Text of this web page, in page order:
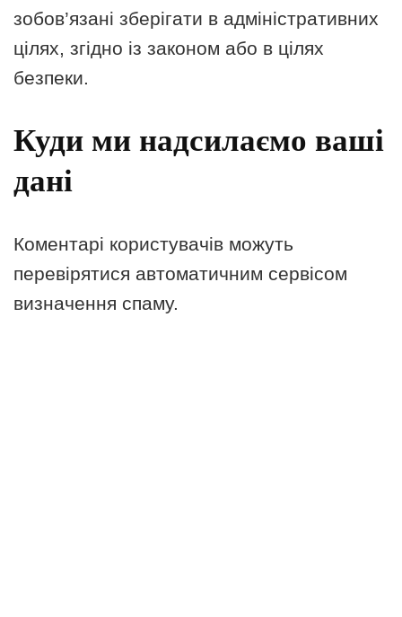
зобов’язані зберігати в адміністративних
цілях, згідно із законом або в цілях
безпеки.
Куди ми надсилаємо ваші
дані
Коментарі користувачів можуть
перевірятися автоматичним сервісом
визначення спаму.